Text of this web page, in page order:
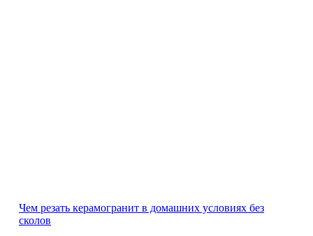
Чем резать керамогранит в домашних условиях без
сколов